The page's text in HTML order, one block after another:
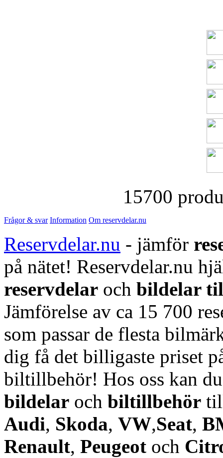
15700
Frågor & svar Information Om reservdelar.nu
Reservdelar.nu - jämför
på nätet! Reservdelar.nu
reservdelar och bildelar
Jämförelse av ca 15 700
som passar de flesta
dig få det billigaste priset
biltillbehör! Hos oss kan
bildelar och biltillbehör
Audi, Skoda, VW,Seat,
Renault, Peugeot och